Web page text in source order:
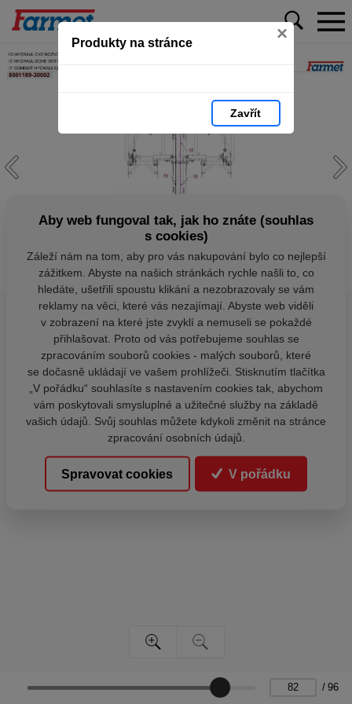
Produkty na stránce ×
Zavřít
/ 96
Aby web fungoval tak, jak ho znáte (souhlas
s cookies)
Záleží nám na tom, aby pro vás nakupování bylo co nejlepší
zážitkem. Abyste na našich stránkách rychle našli to, co
hledáte, ušetřili spoustu klikání a nezobrazovaly se vám
reklamy na věci, které vás nezajímají. Abyste web viděli
v zobrazení na které jste zvyklí a nemuseli se pokaždé
přihlašovat. Proto od vás potřebujeme souhlas se
zpracováním souborů cookies - malých souborů, které
se dočasně ukládají ve vašem prohlížeči. Stisknutím tlačítka
„V pořádku“ souhlasíte s nastavením cookies tak, abychom
vám poskytovali smysluplné a užitečné služby na základě
vašich údajů. Svůj souhlas můžete kdykoli změnit na stránce
zpracování osobních údajů.
Spravovat cookies V pořádku